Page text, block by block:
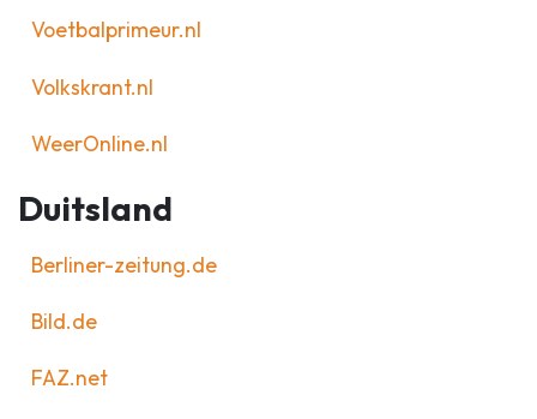
Voetbalprimeur.nl
Volkskrant.nl
WeerOnline.nl
Duitsland
Berliner-zeitung.de
Bild.de
FAZ.net